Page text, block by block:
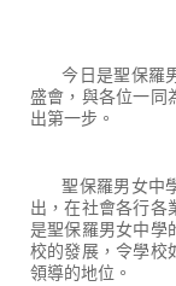
今日是聖保羅男
盛會，與各位一同
出第一步。
聖保羅男女中學
出，在社會各行各
是聖保羅男女中學
校的發展，令學校
領導的地位。